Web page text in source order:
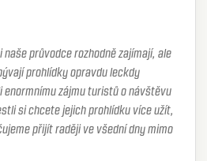
průvodce rozhodně zajímají, ale
prohlídky opravdu leckdy
enormnímu zájmu turistů o návštěvu
si chcete jejich prohlídku více užít,
přijít raději ve všední dny mimo